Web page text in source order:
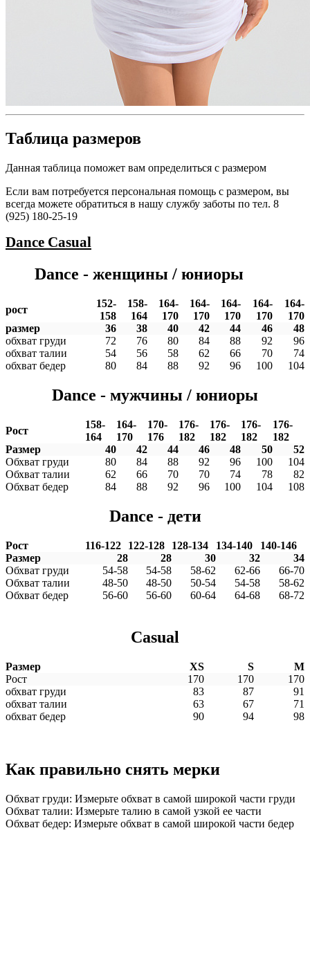
Таблица размеров
Данная таблица поможет вам определиться с размером
Если вам потребуется персональная помощь с размером, вы
всегда можете обратиться в нашу службу заботы по тел. 8
(925) 180-25-19
Dance Casual
Dance - женщины / юниоры
рост
152-
158
158-
164
164-
170
164-
170
164-
170
164-
170
164-
170
размер
36 38 40 42 44 46
48
обхват груди
72 76 80 84 88 92
96
обхват талии
54 56 58 62 66 70
74
обхват бедер
80 84 88 92 96 100 104
Dance - мужчины / юниоры
Рост
158-
164
164-
170
170-
176
176-
182
176-
182
176-
182
176-
182
Размер
40 42 44 46 48 50
52
Обхват груди
80 84 88 92 96 100
104
Обхват талии
62 66 70 70 74 78
82
Обхват бедер
84 88 92 96 100 104 108
Dance - дети
Рост 116-122 122-128 128-134 134-140
140-146
Размер
28 28 30 32
34
Обхват груди
54-58 54-58 58-62 62-66
66-70
Обхват талии
48-50 48-50 50-54 54-58
58-62
Обхват бедер
56-60 56-60 60-64 64-68 68-72
Casual
Размер XS S
M
Рост
170 170
170
обхват груди
83 87
91
обхват талии
63 67
71
обхват бедер
90 94 98
Как правильно снять мерки
Обхват груди: Измерьте обхват в самой широкой части груди
Обхват талии: Измерьте талию в самой узкой ее части
Обхват бедер: Измерьте обхват в самой широкой части бедер